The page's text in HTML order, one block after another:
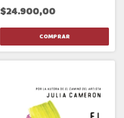
$24.900,00